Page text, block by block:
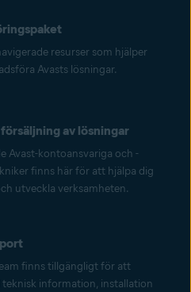
resurser som hjälper
Avasts lösningar.
av lösningar
Avast-kontoansvariga och -
finns här för att hjälpa dig
utveckla verksamheten.
finns tillgängligt för att
teknisk information, installation